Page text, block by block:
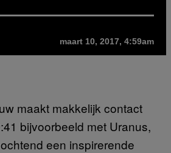
maart 10, 2017, 4:59am
maakt makkelijk contact
bijvoorbeeld met Uranus,
een inspirerende